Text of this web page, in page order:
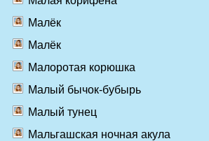
Малёк
Малёк
Малоротая корюшка
Малый бычок-бубырь
Малый тунец
Мальгашская ночная акула